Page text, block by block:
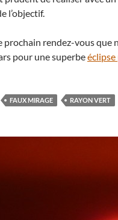
l’objectif.
prochain rendez-vous que
pour une superbeéclipse
FAUX MIRAGE RAYON VERT